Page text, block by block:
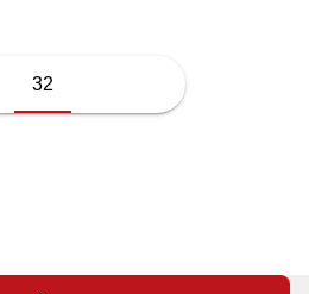
32